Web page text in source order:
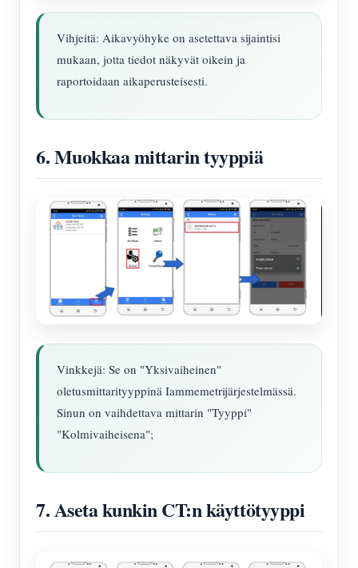
Vihjeitä: Aikavyöhyke on asetettava sijaintisi
mukaan, jotta tiedot näkyvät oikein ja
raportoidaan aikaperusteisesti.
6. Muokkaa mittarin tyyppiä
Vinkkejä: Se on "Yksivaiheinen"
oletusmittarityyppinä Iammemetrijärjestelmässä.
Sinun on vaihdettava mittarin "Tyyppi"
"Kolmivaiheisena";
7. Aseta kunkin CT:n käyttötyyppi